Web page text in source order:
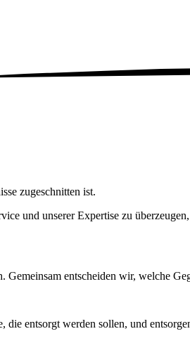
zugeschnitten ist.
und unserer Expertise zu
entscheiden wir, welche
entsorgt werden sollen, und